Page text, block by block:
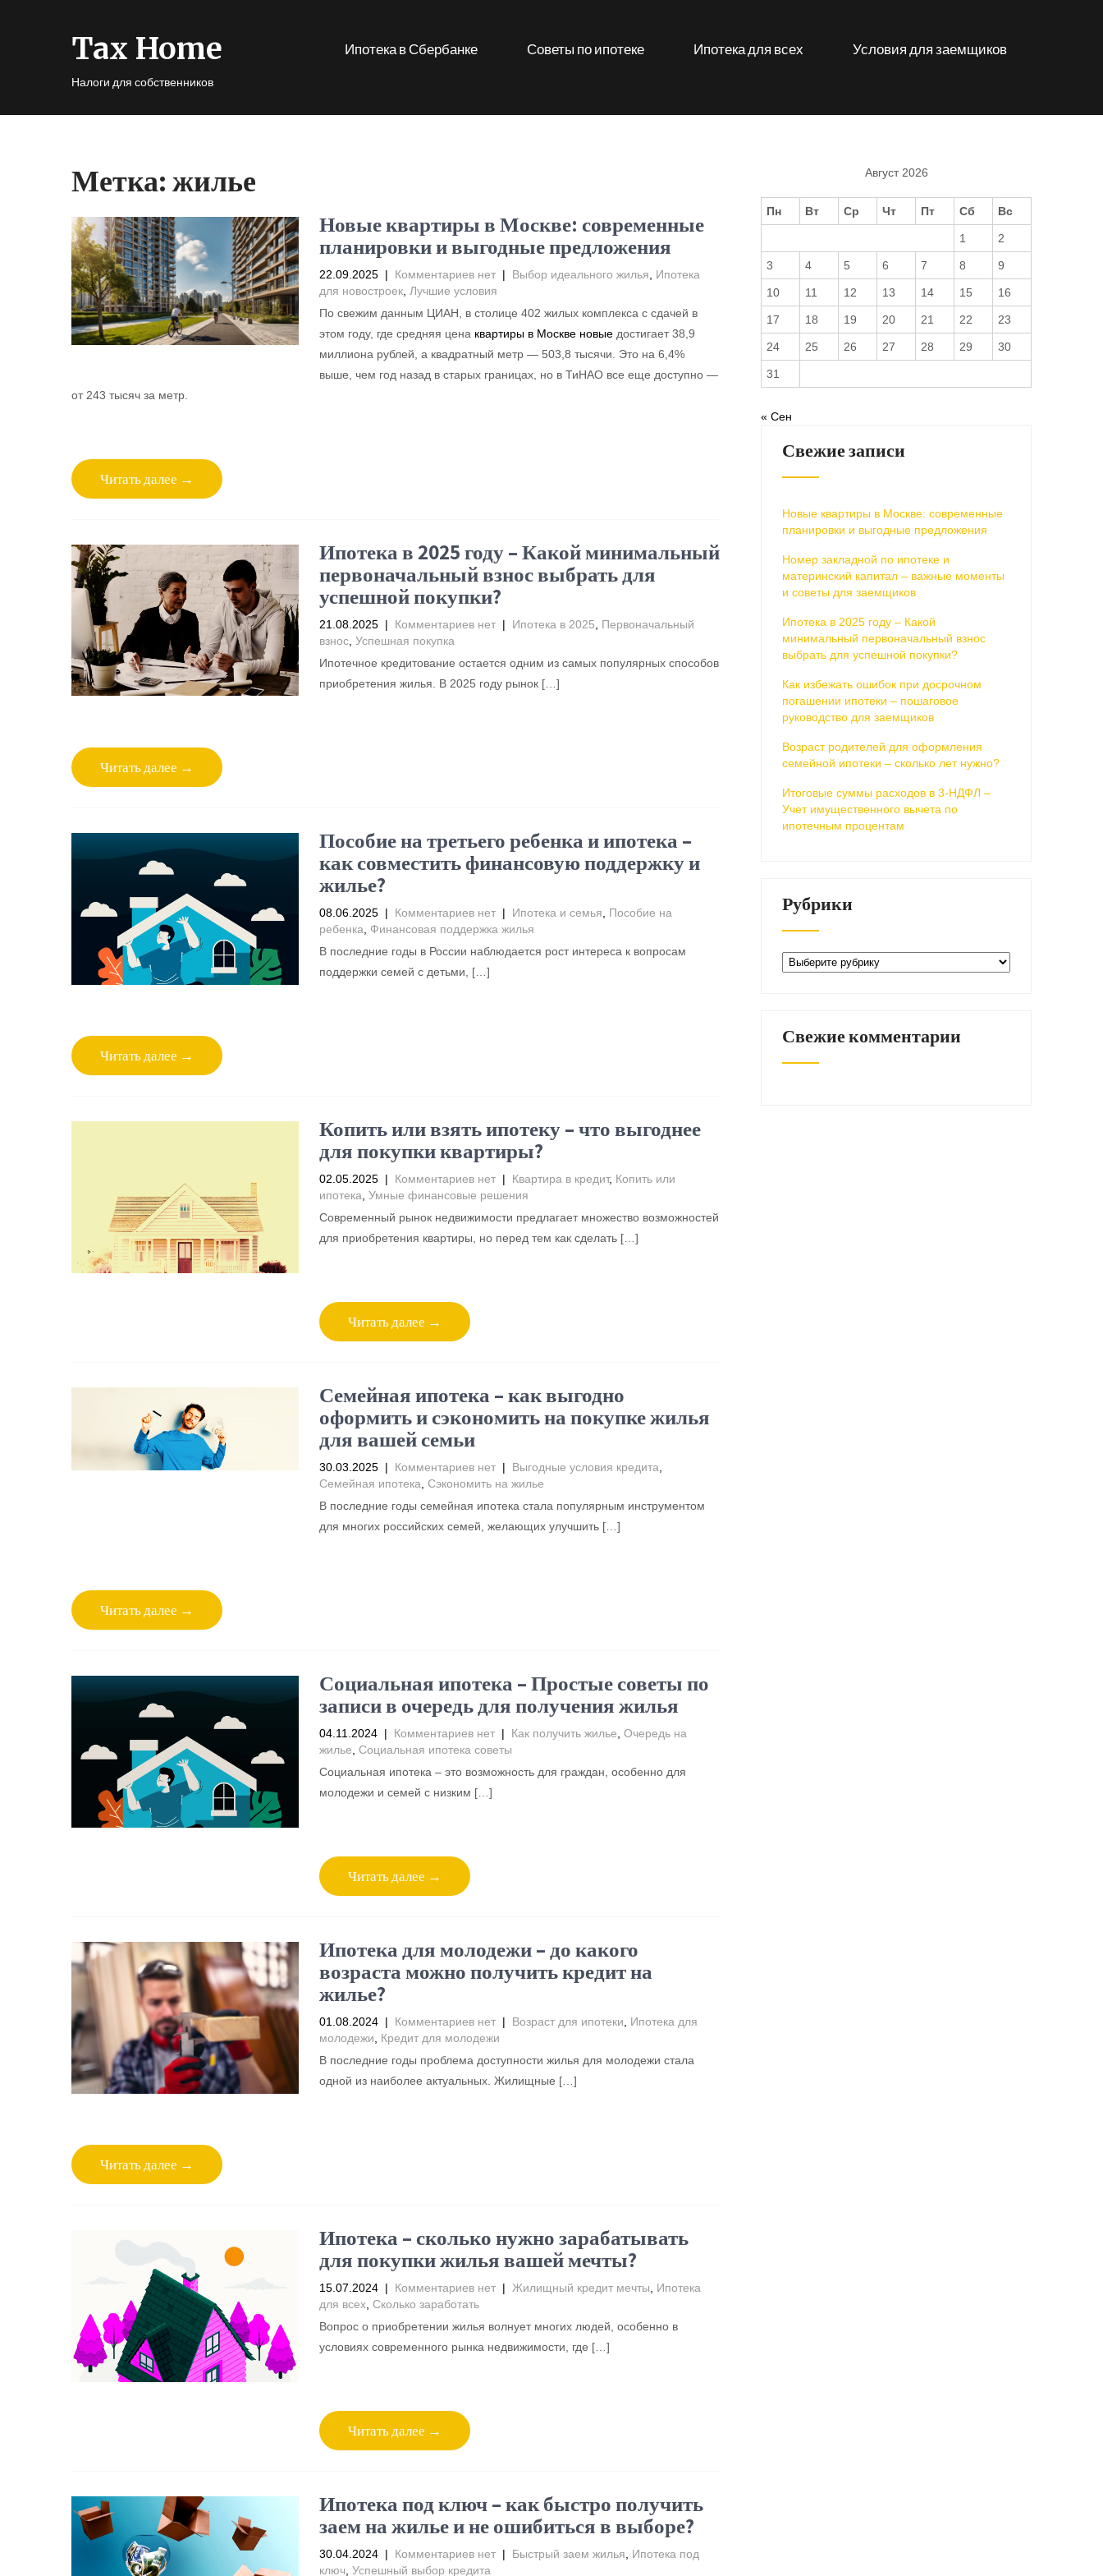
Tax Home
Налоги для собственников
Ипотека в Сбербанке Советы по ипотеке Ипотека для всех Условия для заемщиков
Метка:жилье
Новые квартиры в Москве: современные
планировки и выгодные предложения
22.09.2025 | Комментариев нет | Выбор идеального жилья
Ипотека
для новостроек, Лучшие условия
По свежим данным ЦИАН, в столице 402 жилых комплекса с сдачей в
этом году, где средняя цена квартиры в Москве новыедостигает 38,9
миллиона рублей, а квадратный метр — 503,8 тысячи. Это на 6,4%
выше, чем год назад в старых границах, но в ТиНАО все еще доступно —
от 243 тысяч за метр.
Читать далее →
Ипотека в 2025 году – Какой минимальный
первоначальный взнос выбрать для
успешной покупки?
21.08.2025 | Комментариев нет | Ипотека в 2025
Первоначальный
взнос, Успешная покупка
Ипотечное кредитование остается одним из самых популярных способов
приобретения жилья. В 2025 году рынок […]
Читать далее →
Пособие на третьего ребенка и ипотека –
как совместить финансовую поддержку и
жилье?
08.06.2025 | Комментариев нет | Ипотека и семья
Пособие на
ребенка
Финансовая поддержка жилья
В последние годы в России наблюдается рост интереса к вопросам
поддержки семей с детьми, […]
Читать далее →
Копить или взять ипотеку – что выгоднее
для покупки квартиры?
02.05.2025 | Комментариев нет | Квартира в кредит, Копить или
ипотека Умные финансовые решения
Современный рынок недвижимости предлагает множество возможностей
для приобретения квартиры, но перед тем как сделать […]
Читать далее →
Семейная ипотека – как выгодно
оформить и сэкономить на покупке жилья
для вашей семьи
30.03.2025 | Комментариев нет | Выгодные условия кредита
Семейная ипотека Сэкономить на жилье
В последние годы семейная ипотека стала популярным инструментом
для многих российских семей, желающих улучшить […]
Читать далее →
Социальная ипотека – Простые советы по
записи в очередь для получения жилья
04.11.2024 | Комментариев нет | Как получить жилье Очередь на
жилье Социальная ипотека советы
Социальная ипотека – это возможность для граждан, особенно для
молодежи и семей с низким […]
Читать далее →
Ипотека для молодежи – до какого
возраста можно получить кредит на
жилье?
01.08.2024 | Комментариев нет | Возраст для ипотеки
Ипотека для
молодежи
Кредит для молодежи
В последние годы проблема доступности жилья для молодежи стала
одной из наиболее актуальных. Жилищные […]
Читать далее →
Ипотека – сколько нужно зарабатывать
для покупки жилья вашей мечты?
15.07.2024 | Комментариев нет | Жилищный кредит мечты
Ипотека
для всех, Сколько заработать
Вопрос о приобретении жилья волнует многих людей, особенно в
условиях современного рынка недвижимости, где […]
Читать далее →
Ипотека под ключ – как быстро получить
заем на жилье и не ошибиться в выборе?
30.04.2024 | Комментариев нет | Быстрый заем жилья
Ипотека под
ключ, Успешный выбор кредита
Август 2026
Пн Вт Ср Чт Пт Сб Вс
1 2
3 4 5 6 7 8 9
10 11 12 13 14 15 16
17 18 19 20 21 22 23
24 25 26 27 28 29 30
31
« Сен
Свежие записи
Новые квартиры в Москве: современные
планировки и выгодные предложения
Номер закладной по ипотеке и
материнский капитал – важные моменты
и советы для заемщиков
Ипотека в 2025 году – Какой
минимальный первоначальный взнос
выбрать для успешной покупки?
Как избежать ошибок при досрочном
погашении ипотеки – пошаговое
руководство для заемщиков
Возраст родителей для оформления
семейной ипотеки – сколько лет нужно?
Итоговые суммы расходов в 3-НДФЛ –
Учет имущественного вычета по
ипотечным процентам
Рубрики
Рубрики
Свежие комментарии